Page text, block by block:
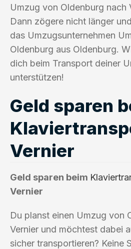
Umzug von Oldenburg nach
Dann zögere nicht länger
das Umzugsunternehmen
Oldenburg aus Oldenburg.
dich beim Transport deiner
unterstützen!
Geld sparen
Vernier
Geld sparen beim
Vernier
Du planst einen Umzug von
Vernier und möchtest dabei
sicher transportieren? Keine